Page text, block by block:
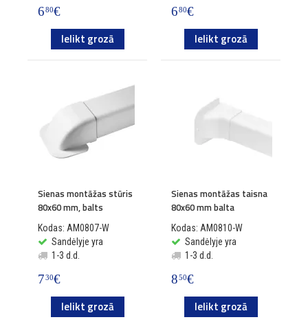
680€
Ielikt grozā
680€
Ielikt grozā
Sienas montāžas stūris
80x60 mm, balts
Kodas: AM0807-W
Sandėlyje yra
1-3 d.d.
730€
Ielikt grozā
Sienas montāžas taisna
80x60 mm balta
Kodas: AM0810-W
Sandėlyje yra
1-3 d.d.
850€
Ielikt grozā